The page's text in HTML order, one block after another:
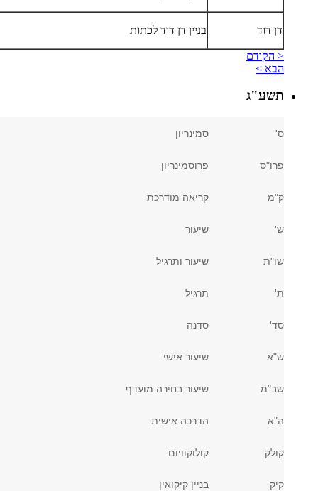
דן דוד בניין דן דוד לכתות
< הקודם
הבא >
תשע"ג
ס' סמינריון
פרו"ס פרוסמינריון
ק"מ קריאה מודרכת
ש' שיעור
שו"ת שיעור ותרגיל
ת' תרגיל
סד' סדנה
ש"א שיעור אישי
שב"מ שיעור בחירה מועדף
ה"א הדרכה אישית
קולק קולוקוויום
קיק בניין קיקואין